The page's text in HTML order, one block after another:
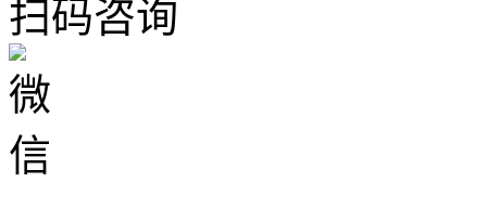
扫码咨询